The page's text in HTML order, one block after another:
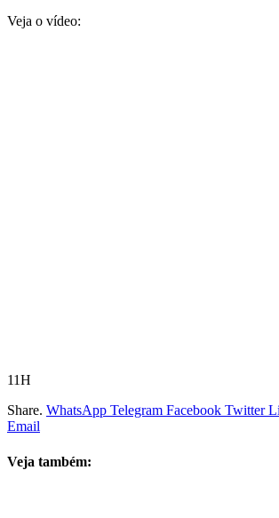
Veja o vídeo:
11H
Share. WhatsApp Telegram Facebook Twitter
Email
Veja também: